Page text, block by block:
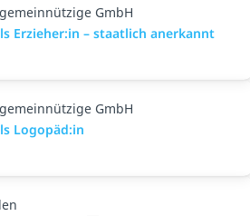
GmbH
Erzieher:in – staatlich anerkannt
GmbH
Logopäd:in